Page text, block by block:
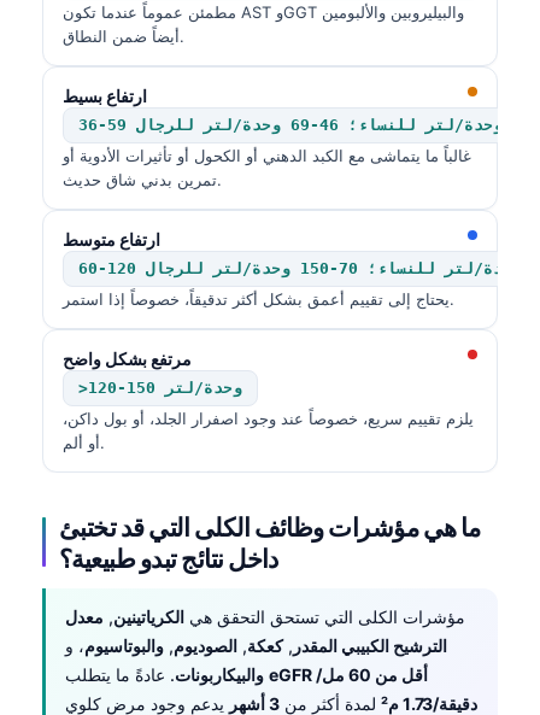
مطمئن عموماً عندما تكون AST وGGT والبيليروبين والألبومين
أيضاً ضمن النطاق.
ارتفاع بسيط
36-59 وحدة/لتر للنساء؛ 46-69 وحدة/لتر للرجال
غالباً ما يتماشى مع الكبد الدهني أو الكحول أو تأثيرات الأدوية أو
تمرين بدني شاق حديث.
ارتفاع متوسط
60-120 وحدة/لتر للنساء؛ 70-150 وحدة/لتر للرجال
يحتاج إلى تقييم أعمق بشكل أكثر تدقيقاً، خصوصاً إذا استمر.
مرتفع بشكل واضح
>120-150 وحدة/لتر
يلزم تقييم سريع، خصوصاً عند وجود اصفرار الجلد، أو بول داكن،
أو ألم.
ما هي مؤشرات وظائف الكلى التي قد تختبئ
داخل نتائج تبدو طبيعية؟
مؤشرات الكلى التي تستحق التحقق هي الكرياتينين, معدل
الترشيح الكبيبي المقدر ,كعكة, الصوديوم, والبوتاسيوم، و
والبيكاربونات eGFR أقل من 60 مل/
دقيقة/1.73 م²
لمدة أكثر من 3 أشهر
يدعم وجود مرض كلوي
Gàidhlig
Occitan
Afrikaans
Монгол
Basa Jawa
Cebuano
ئۇيغۇرچە
Кыргызча
Татар теле
Беларуская мова
Esperanto
Frysk
Ślōnskŏ gŏdka
Norsk bokmål